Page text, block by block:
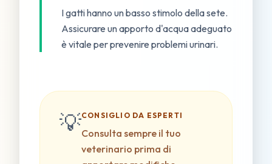
I gatti hanno un basso stimolo della sete.
Assicurare un apporto d'acqua adeguato
è vitale per prevenire problemi urinari.
💡CONSIGLIO DA ESPERTI
Consulta sempre il tuo
veterinario prima di